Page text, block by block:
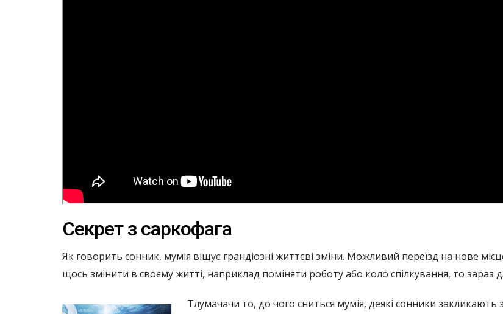
Секрет з саркофага
Як говорить сонник, мумія віщує грандіозні життєві зміни. Можливий переїзд на нове
щось змінити в своєму житті, наприклад поміняти роботу або коло спілкування, то зараз
Тлумачачи то, до чого сниться мумія, деякі сонники